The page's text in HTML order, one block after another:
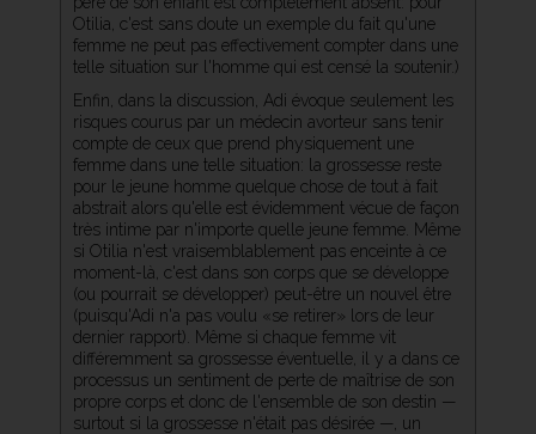
Otilia, c'est sans doute un exemple du fait qu'une
femme ne peut pas effectivement compter dans une
telle situation sur l'homme qui est censé la soutenir.)
Enfin, dans la discussion, Adi évoque seulement les
risques courus par un médecin avorteur sans tenir
compte de ceux que prend physiquement une
femme dans une telle situation: la grossesse reste
pour le jeune homme quelque chose de tout à fait
abstrait alors qu'elle est évidemment vécue de façon
très intime par n'importe quelle jeune femme. Même
si Otilia n'est vraisemblablement pas enceinte à ce
moment-là, c'est dans son corps que se développe
(ou pourrait se développer) peut-être un nouvel être
(puisqu'Adi n'a pas voulu «se retirer» lors de leur
dernier rapport). Même si chaque femme vit
différemment sa grossesse éventuelle, il y a dans ce
processus un sentiment de perte de maîtrise de son
propre corps et donc de l'ensemble de son destin —
surtout si la grossesse n'était pas désirée —, un